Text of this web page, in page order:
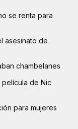
se renta para
asesinato de
chambelanes
de Nic
para mujeres